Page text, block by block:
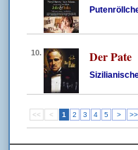
10. Der Pate
<< < 1 2 3 4 5 > >>